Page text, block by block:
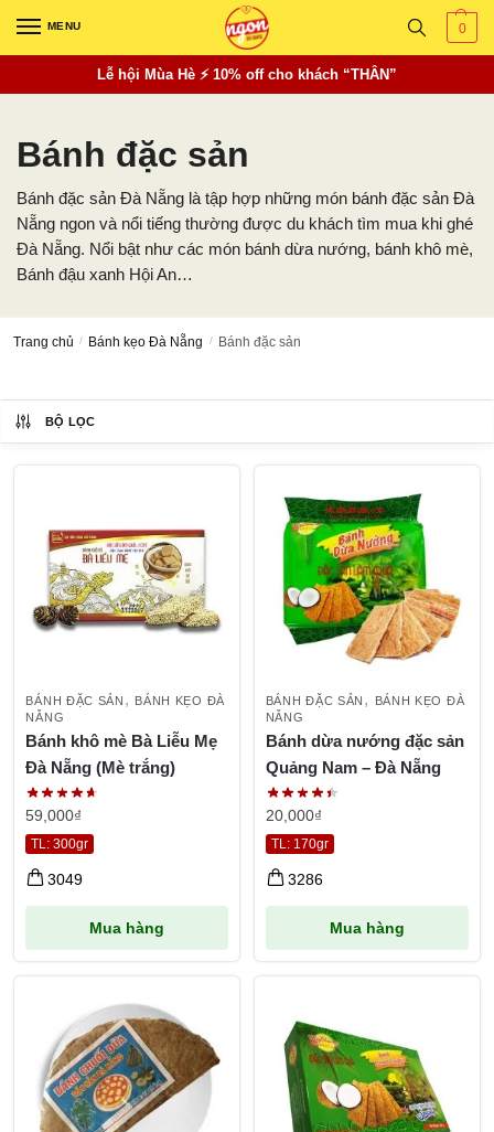
MENU 0
Lễ hội Mùa Hè ⚡ 10% off cho khách “THÂN”
Bánh đặc sản
Bánh đặc sản Đà Nẵng là tập hợp những món bánh đặc sản Đà
Nẵng ngon và nổi tiếng thường được du khách tìm mua khi ghé
Đà Nẵng. Nổi bật như các món bánh dừa nướng, bánh khô mè,
Bánh đậu xanh Hội An…
Trang chủ / Bánh kẹo Đà Nẵng / Bánh đặc sản
BỘ LỌC
BÁNH ĐẶC SẢN , BÁNH KẸO ĐÀ
NẴNG
Bánh khô mè Bà Liễu Mẹ
Đà Nẵng (Mè trắng)
59,000₫
Mua hàng
TL: 300gr
3049
BÁNH ĐẶC SẢN ,
BÁNH KẸO ĐÀ
NẴNG
Bánh dừa nướng đặc sản
Quảng Nam – Đà Nẵng
20,000₫
Mua hàng
TL: 170gr
3286